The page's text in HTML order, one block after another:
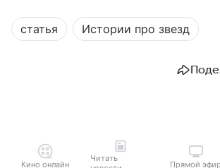
статья Истории про звезд
Кино онлайн
Читать
Прямой эфир